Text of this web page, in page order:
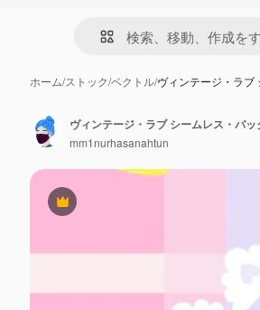
ホーム/ストック/ベクトル/ヴィンテージ・ラ
Premium
ヴィンテージ・ラブ シームレス・バ
mm1nurhasanahtun